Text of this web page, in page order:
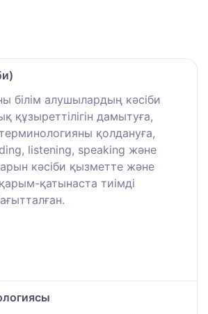
білім алушылардың кәсіби
құзыреттілігін дамытуға,
қолдануға,
listening, speaking және
кәсіби қызметте және
қатынаста тиімді